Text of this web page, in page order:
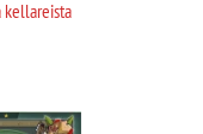
kellareista